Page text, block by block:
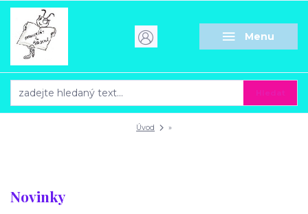
Menu
Úvod »
Novinky